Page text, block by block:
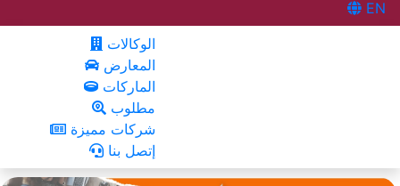
EN
الوكالات
المعارض
الماركات
مطلوب
شركات مميزة
إتصل بنا